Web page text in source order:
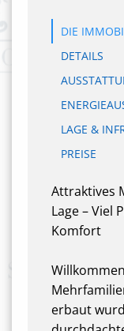
DIE
DETAILS
LAGE &
PREISE
Attraktives
Lage – Viel
Komfort
erbaut